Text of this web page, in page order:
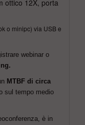
ottico 12X, porta
o minipc) via USB e
webinar o
MTBF di circa
sul tempo medio
è in